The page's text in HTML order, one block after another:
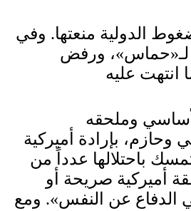
ومن دون ضوابط، لكن الضغوط الدولية منعتها. وفي
لـ«حماس»، ورفض
وملحقه
باتت قيد التنفيذ في شكل تلقائي وحازم، بإرادة أميركية
باحتلالها عدداً من
أميركية صريحة أو
الدفاع عن النفس». ومع